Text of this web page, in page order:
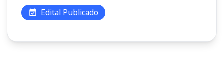
Edital Publicado